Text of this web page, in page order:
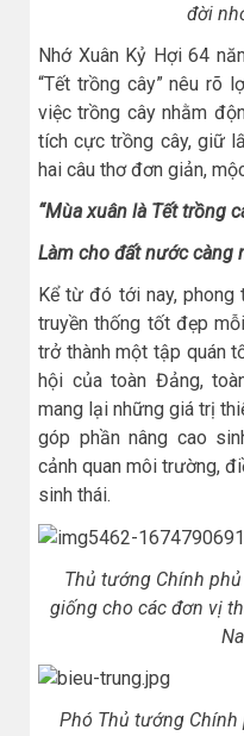
đời
Nhớ Xuân Kỷ Hợi 64
“Tết trồng cây” nêu rõ
việc trồng cây nhằm
tích cực trồng cây, giữ
hai câu thơ đơn giản,
“Mùa xuân là Tết trồng
Làm cho đất nước càng
Kể từ đó tới nay,
truyền thống tốt đẹp
trở thành một tập quán
hội của toàn Đảng,
mang lại những giá trị
góp phần nâng cao
cảnh quan môi trường,
sinh thái.
Thủ tướng Chính
giống cho các đơn vị
Phó Thủ tướng Chính